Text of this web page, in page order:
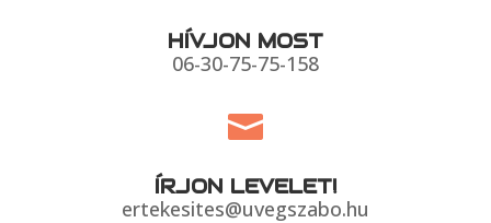
HÍVJON MOST
06-30-75-75-158

ÍRJON LEVELET!
ertekesites@uvegszabo.hu